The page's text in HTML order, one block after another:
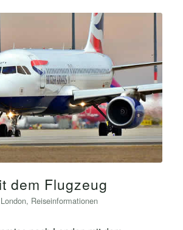
dem Flugzeug
London, Reiseinformationen